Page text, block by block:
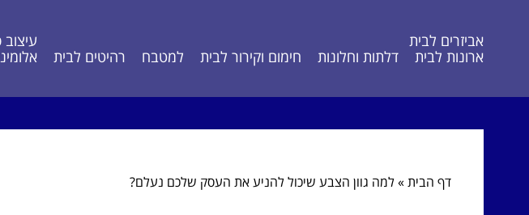
אביזרים לבית
ארונות לבית
דלתות וחלונות חימום וקירור לבית למטבח רהיטים לבית
עיצוב
דף הבית»למה גוון הצבע שיכול להניע את העסק שלכם נעלם?